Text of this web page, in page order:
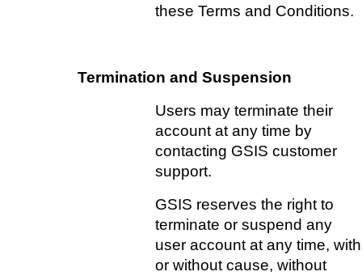
these Terms and Conditions.
Termination and Suspension
Users may terminate their
account at any time by
contacting GSIS customer
support.
GSIS reserves the right to
terminate or suspend any
user account at any time, with
or without cause, without